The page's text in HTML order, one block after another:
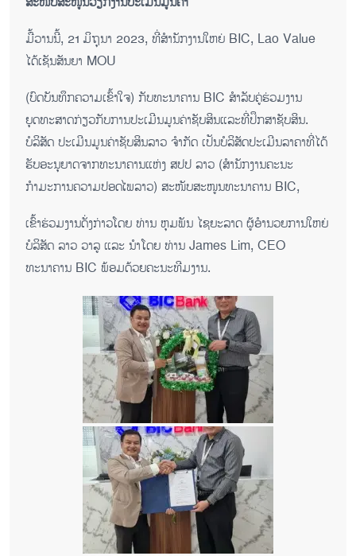
ມື້ວານນີ້, 21 ມິຖຸນາ 2023, ທີ່ສໍານັກງານໃຫຍ່ BIC, Lao Value
ໄດ້ເຊັນສັນຍາ MOU
(ບົດບັນທຶກຄວາມເຂົ້າໃຈ) ກັບທະນາຄານ BIC ສໍາລັບຄູ່ຮ່ວມງານ
ຍຸດທະສາດກ່ຽວກັບການປະເມີນມູນຄ່າຊັບສິນແລະທີ່ປຶກສາຊັບສິນ.
ບໍລິສັດ ປະເມີນມູນຄ່າຊັບສິນລາວ ຈຳກັດ ເປັນບໍລິສັດປະເມີນລາຄາທີ່ໄດ້
ຮັບອະນຸຍາດຈາກທະນາຄານແຫ່ງ ສປປ ລາວ (ສຳນັກງານຄະນະ
ກຳມະການຄວາມປອດໄພລາວ) ສະໜັບສະໜູນທະນາຄານ BIC,
ເຂົ້າຮ່ວມງານດັ່ງກ່າວໂດຍ ທ່ານ ຫຸມພັນ ໄຊຍະລາດ ຜູ້ອຳນວຍການໃຫຍ່
ບໍລິສັດ ລາວ ວາລູ ແລະ ນຳໂດຍ ທ່ານ James Lim, CEO
ທະນາຄານ BIC ພ້ອມດ້ວຍຄະນະທີມງານ.